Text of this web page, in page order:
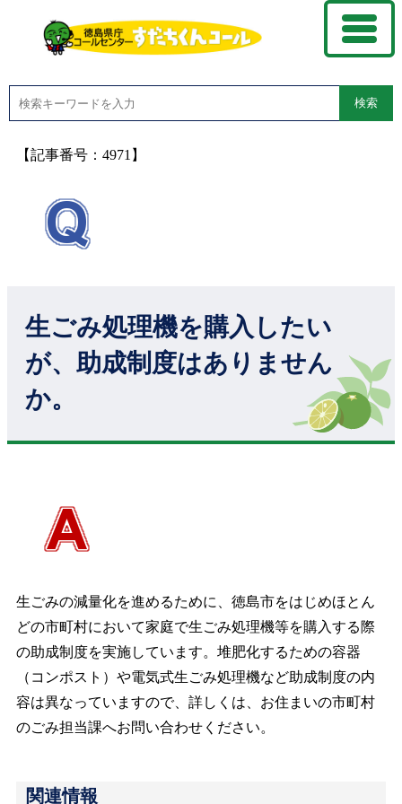
検索
【記事番号：4971】
生ごみ処理機を購入したい
が、助成制度はありません
か。
生ごみの減量化を進めるために、徳島市をはじめほとん
どの市町村において家庭で生ごみ処理機等を購入する際
の助成制度を実施しています。堆肥化するための容器
（コンポスト）や電気式生ごみ処理機など助成制度の内
容は異なっていますので、詳しくは、お住まいの市町村
のごみ担当課へお問い合わせください。
関連情報